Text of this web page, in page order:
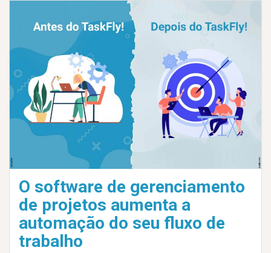
O software de gerenciamento
de projetos aumenta a
automação do seu fluxo de
trabalho